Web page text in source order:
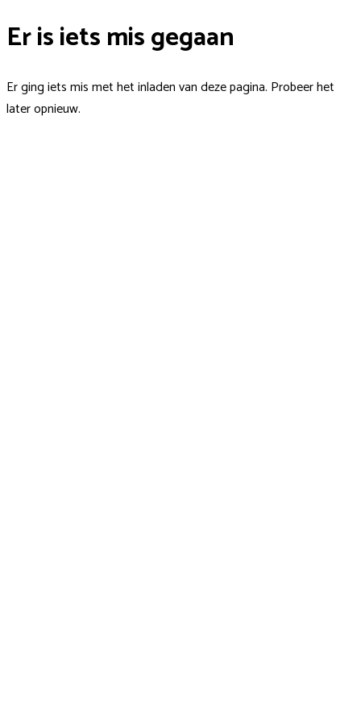
Er is iets mis gegaan
Er ging iets mis met het inladen van deze pagina. Probeer het
later opnieuw.